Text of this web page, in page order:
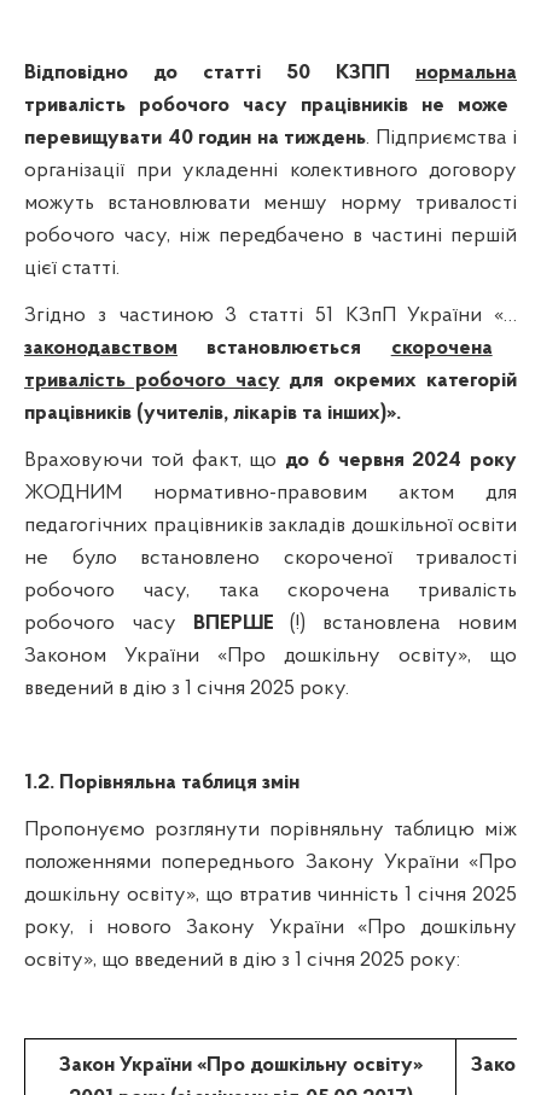
Відповідно до статті 50 КЗПП нормальна
тривалість робочого часу працівників не може
перевищувати 40 годин на тиждень. Підприємства і
організації при укладенні колективного договору
можуть встановлювати меншу норму тривалості
робочого часу, ніж передбачено в частині першій
цієї статті.
Згідно з частиною 3 статті 51 КЗпП України «…
законодавством встановлюється скорочена
тривалість робочого часудля окремих категорій
працівників (учителів, лікарів та інших)».
Враховуючи той факт, що до 6 червня 2024 року
ЖОДНИМ нормативно-правовим актом для
педагогічних працівників закладів дошкільної освіти
не було встановлено скороченої тривалості
робочого часу, така скорочена тривалість
робочого часу ВПЕРШЕ (!) встановлена новим
Законом України «Про дошкільну освіту», що
введений в дію з 1 січня 2025 року.
1.2. Порівняльна таблиця змін
Пропонуємо розглянути порівняльну таблицю між
положеннями попереднього Закону України «Про
дошкільну освіту», що втратив чинність 1 січня 2025
року, і нового Закону України «Про дошкільну
освіту», що введений в дію з 1 січня 2025 року:
Закон України «Про дошкільну освіту»
Закон